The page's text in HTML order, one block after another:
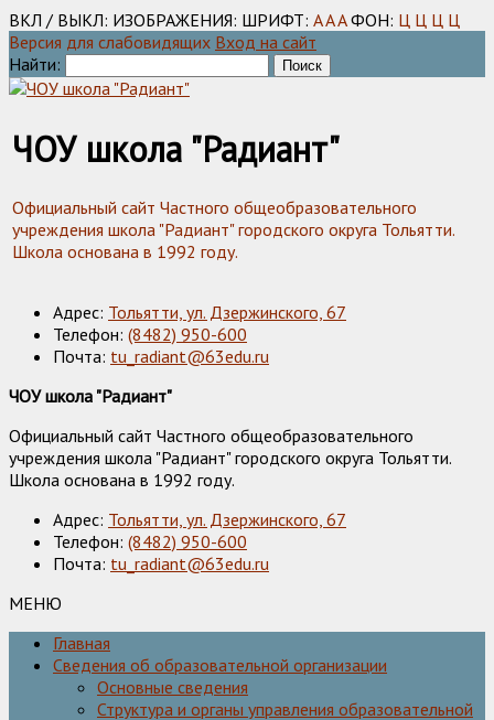
ВКЛ / ВЫКЛ: ИЗОБРАЖЕНИЯ: ШРИФТ: AAA ФОН: Ц Ц Ц Ц
Версия для слабовидящих Вход на сайт
Найти:
ЧОУ школа "Радиант"
Официальный сайт Частного общеобразовательного
учреждения школа "Радиант" городского округа Тольятти.
Школа основана в 1992 году.
Адрес: Тольятти, ул. Дзержинского, 67
Телефон: (8482) 950-600
Почта: tu_radiant@63edu.ru
ЧОУ школа "Радиант"
Официальный сайт Частного общеобразовательного
учреждения школа "Радиант" городского округа Тольятти.
Школа основана в 1992 году.
Адрес: Тольятти, ул. Дзержинского, 67
Телефон: (8482) 950-600
Почта: tu_radiant@63edu.ru
МЕНЮ
Главная
Сведения об образовательной организации
Основные сведения
Структура и органы управления образовательной